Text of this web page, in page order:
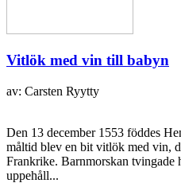
Vitlök med vin till babyn
av: Carsten Ryytty
Den 13 december 1553 föddes
måltid blev en bit vitlök med vin,
Frankrike. Barnmorskan tvingade
uppehåll...